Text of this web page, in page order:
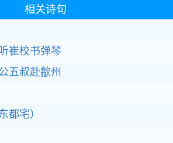
相关诗句
崔校书弹琴
五叔赴歙州
都宅）